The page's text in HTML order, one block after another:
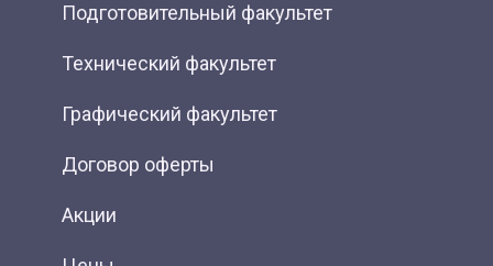
Подготовительный факультет
Технический факультет
Графический факультет
Договор оферты
Акции